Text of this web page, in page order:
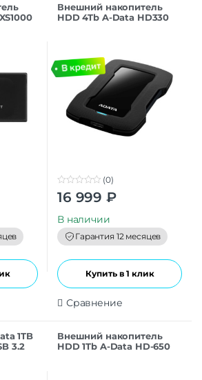
Внешний накопитель
HDD 4Tb A-Data HD330
0
t
o
f
5
(0)
16 999 ₽
В наличии
Гарантия 12 месяцев
Купить в 1 клик
Сравнение
1TB
3.2
Внешний накопитель
HDD 1Tb A-Data HD-650